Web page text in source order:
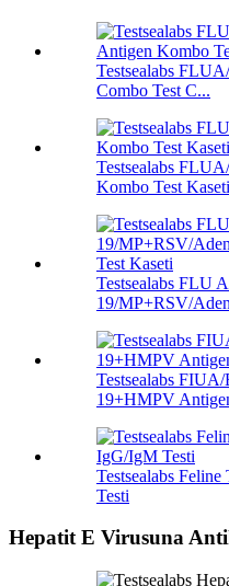
Testsealabs
Combo Test C...
Testsealabs
Kombo Test Kaseti
Testsealabs FLU
19/MP+RSV/
Testsealabs
19+HMPV
Testsealabs
Testi
Hepatit E Virusuna